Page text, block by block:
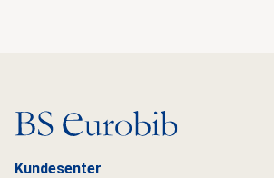
Gå til hovedsiden
Kundesenter